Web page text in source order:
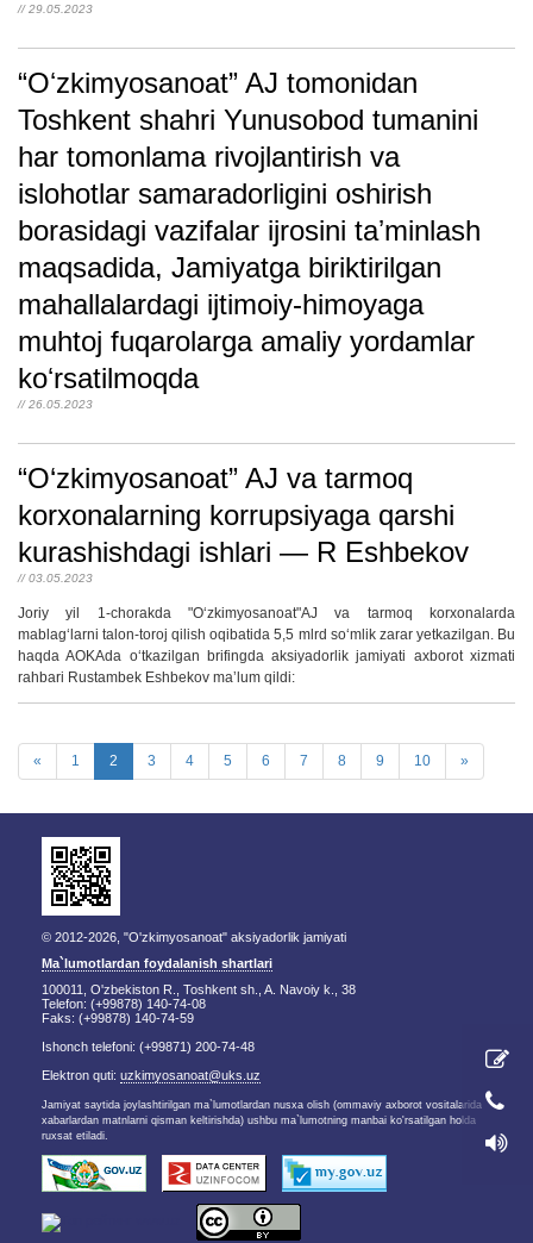
// 29.05.2023
“Oʻzkimyosanoat” AJ tomonidan
Toshkent shahri Yunusobod tumanini
har tomonlama rivojlantirish va
islohotlar samaradorligini oshirish
borasidagi vazifalar ijrosini taʼminlash
maqsadida, Jamiyatga biriktirilgan
mahallalardagi ijtimoiy-himoyaga
muhtoj fuqarolarga amaliy yordamlar
koʻrsatilmoqda
// 26.05.2023
“O‘zkimyosanoat” AJ va tarmoq
korxonalarning korrupsiyaga qarshi
kurashishdagi ishlari — R Eshbekov
// 03.05.2023
Joriy yil 1-chorakda "Oʻzkimyosanoat"AJ va tarmoq korxonalarda
mablagʻlarni talon-toroj qilish oqibatida 5,5 mlrd soʻmlik zarar yetkazilgan. Bu
haqda AOKAda oʻtkazilgan brifingda aksiyadorlik jamiyati axborot xizmati
rahbari Rustambek Eshbekov maʼlum qildi:
« 1 2 3 4 5 6 7 8 9 10 »
© 2012-2026, "O'zkimyosanoat" aksiyadorlik jamiyati
Ma`lumotlardan foydalanish shartlari
100011, O'zbekiston R., Toshkent sh., A. Navoiy k., 38
Telefon: (+99878) 140-74-08
Faks: (+99878) 140-74-59
Ishonch telefoni: (+99871) 200-74-48
Elektron quti: uzkimyosanoat@uks.uz
Jamiyat saytida joylashtirilgan ma`lumotlardan nusxa olish (ommaviy axborot vositalarida
xabarlardan matnlarni qisman keltirishda) ushbu ma`lumotning manbai ko'rsatilgan holda
ruxsat etiladi.